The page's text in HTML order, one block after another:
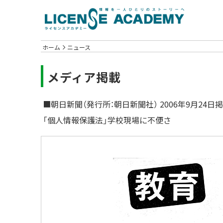
ホーム ニュース
メディア掲載
■朝日新聞（発行所：朝日新聞社） 2006年9月24日
「個人情報保護法」学校現場に不便さ